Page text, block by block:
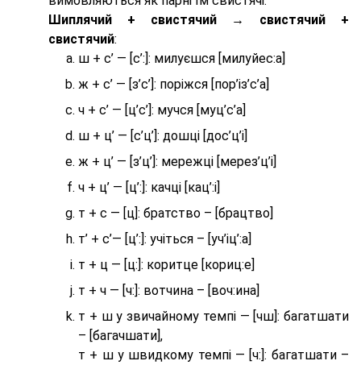
Шиплячий + свистячий → свистячий +
свистячий:
ш + с’ — [с’:]: милуєшся [милуйес:а]
ж + с’ — [з’с’]: поріжся [пор’із’с’а]
ч + с’ — [ц’с’]: мучся [муц’с’а]
ш + ц’ — [с’ц’]: дошці [дос’ц’і]
ж + ц’ — [з’ц’]: мережці [мерез’ц’і]
ч + ц’ — [ц’:]: качці [кац’:і]
т + с — [ц]: братство – [брaцтво]
т’ + с’— [ц’:]: учіться – [уч’іц’:a]
т + ц — [ц:]: коритце [кориц:е]
т + ч — [ч:]: вотчина – [вoч:ина]
т + ш у звичайному темпі — [чш]: багатшати
– [багачшати],
т + ш у швидкому темпі — [ч:]: багатшати –